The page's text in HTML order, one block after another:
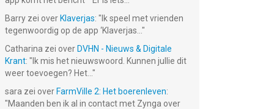
Barry zei over Klaverjas: " Ik speel met vrienden
tegenwoordig op de app ‘Klaverjas... "
Catharina zei over DVHN - Nieuws & Digitale
Krant: " Ik mis het nieuwswoord. Kunnen jullie dit
weer toevoegen? Het... "
sara zei over FarmVille 2: Het boerenleven:
"Maanden ben ik al in contact met Zynga over